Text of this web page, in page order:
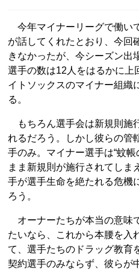
今年マイナーリーグで働い
が話してくれたとおり、今回
きなかったが、今シーズン出
選手の数は12人をはるかに上
イトソックスのマイナー組織
る。
もちろん選手会は新規則施
れるだろう。しかし彼らの管
手のみ。マイナー選手は“蚊
まま新規則が施行されてしま
手が選手生命を絶たれる危機
ろう。
オーナーたちが本当の意味
たいなら、これから本腰を入
て、選手たちのドラッグ教育
契約選手のみならず、彼らが